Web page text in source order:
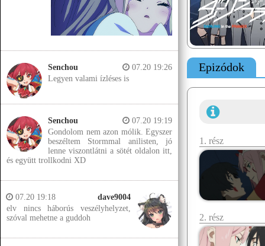
Senchou
07.20 19:26
Legyen valami ízléses is
Senchou
07.20 19:19
Gondolom nem azon mólik. Egyszer
beszéltem Stormmal anilisten, jó
lenne viszontlátni a sötét oldalon itt,
és együtt trollkodni XD
dave9004
07.20 19:18
elv nincs háborús veszélyhelyzet,
szóval mehetne a guddoh
Epizódok
1. rész
2. rész